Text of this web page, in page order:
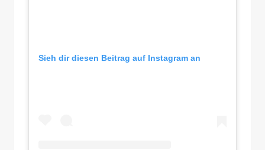
Sieh dir diesen Beitrag auf Instagram an